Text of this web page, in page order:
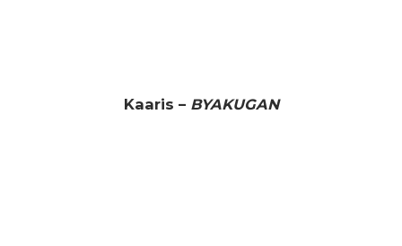
Kaaris – BYAKUGAN